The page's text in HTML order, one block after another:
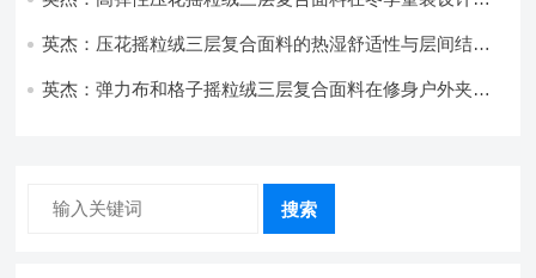
英杰：压花摇粒绒三层复合面料的热湿舒适性与层间结合
英杰：弹力布和格子摇粒绒三层复合面料在修身户外夹克
搜索